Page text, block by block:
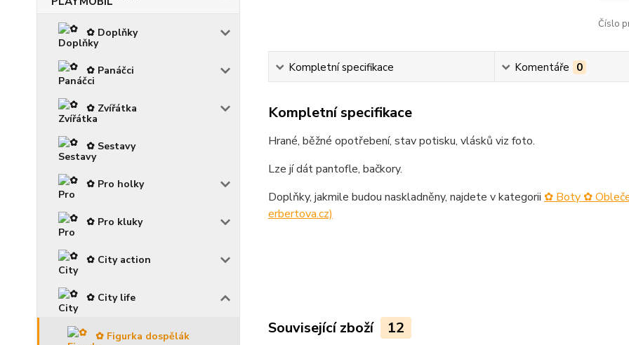
✿ Doplňky
✿ Panáčci
✿ Zvířátka
✿ Sestavy
✿ Pro holky
✿ Pro kluky
✿ City action
✿ City life
✿ Figurka dospělák
Číslo
Kompletní specifikace Komentáře 0
Kompletní specifikace
Hrané, běžné opotřebení, stav potisku, vlásků viz foto.
Lze jí dát pantofle, bačkory.
Doplňky, jakmile budou naskladněny, najdete v kategorii ✿ Boty ✿
erbertova.cz)
Související zboží 12